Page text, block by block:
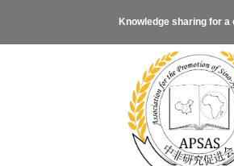
Knowledge sharing for